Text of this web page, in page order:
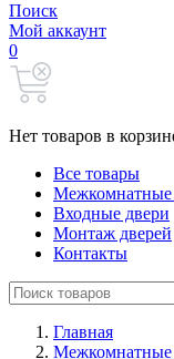
Поиск
Мой аккаунт
0
Нет товаров в
Все товары
Межкомнатные
Входные двери
Монтаж дверей
Контакты
Search
for:
Главная
Межкомнатные